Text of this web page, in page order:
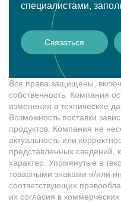
специалистами,
Связаться
Все права защищены,
собственность. Компания
изменения в технические
Возможность поставки
продуктов. Компания не
актуальность или
представленных
характер. Упомянутые в
товарными знаками и/или
соответствующих
их согласия в